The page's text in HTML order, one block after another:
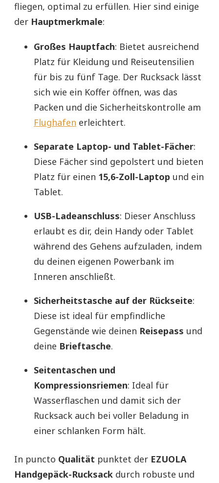
fliegen, optimal zu erfüllen. Hier sind einige
der Hauptmerkmale:
Großes Hauptfach: Bietet ausreichend
Platz für Kleidung und Reiseutensilien
für bis zu fünf Tage. Der Rucksack lässt
sich wie ein Koffer öffnen, was das
Packen und die Sicherheitskontrolle am
Flughafen erleichtert.
Separate Laptop- und Tablet-Fächer:
Diese Fächer sind gepolstert und bieten
Platz für einen 15,6-Zoll-Laptop und ein
Tablet.
USB-Ladeanschluss: Dieser Anschluss
erlaubt es dir, dein Handy oder Tablet
während des Gehens aufzuladen, indem
du deinen eigenen Powerbank im
Inneren anschließt.
Sicherheitstasche auf der Rückseite:
Diese ist ideal für empfindliche
Gegenstände wie deinen Reisepass und
deine Brieftasche.
Seitentaschen und
Kompressionsriemen: Ideal für
Wasserflaschen und damit sich der
Rucksack auch bei voller Beladung in
einer schlanken Form hält.
In puncto Qualität punktet der EZUOLA
Handgepäck-Rucksack durch robuste und